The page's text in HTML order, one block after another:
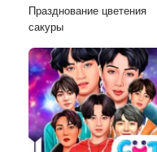
Празднование цветения
сакуры